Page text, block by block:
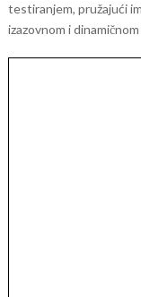
testiranjem, pružajući
izazovnom i